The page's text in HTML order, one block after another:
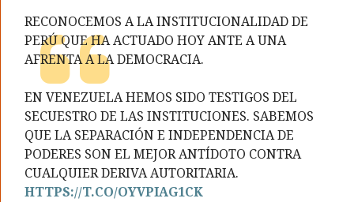
RECONOCEMOS A LA INSTITUCIONALIDAD DE
PERÚ QUE HA ACTUADO HOY ANTE A UNA
AFRENTA A LA DEMOCRACIA.
EN VENEZUELA HEMOS SIDO TESTIGOS DEL
SECUESTRO DE LAS INSTITUCIONES. SABEMOS
QUE LA SEPARACIÓN E INDEPENDENCIA DE
PODERES SON EL MEJOR ANTÍDOTO CONTRA
CUALQUIER DERIVA AUTORITARIA.
HTTPS://T.CO/OYVPIAG1CK